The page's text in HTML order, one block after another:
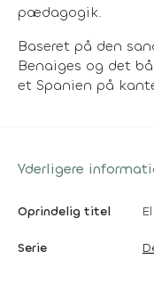
pædagogik.
Baseret på den
Benaiges og det
et Spanien på
Yderligere
Oprindelig titel
Serie